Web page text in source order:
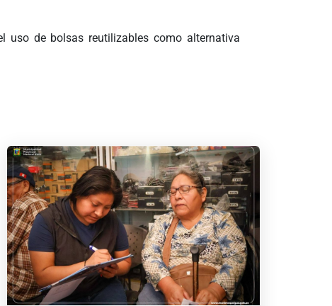
uso de bolsas reutilizables como alternativa